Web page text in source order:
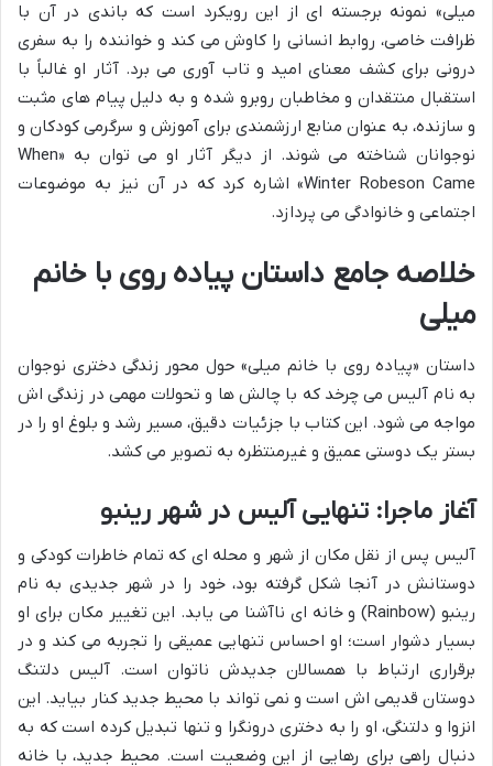
میلی» نمونه برجسته ای از این رویکرد است که باندی در آن با
ظرافت خاصی، روابط انسانی را کاوش می کند و خواننده را به سفری
درونی برای کشف معنای امید و تاب آوری می برد. آثار او غالباً با
استقبال منتقدان و مخاطبان روبرو شده و به دلیل پیام های مثبت
و سازنده، به عنوان منابع ارزشمندی برای آموزش و سرگرمی کودکان و
نوجوانان شناخته می شوند. از دیگر آثار او می توان به «When
Winter Robeson Came» اشاره کرد که در آن نیز به موضوعات
اجتماعی و خانوادگی می پردازد.
خلاصه جامع داستان پیاده روی با خانم
میلی
داستان «پیاده روی با خانم میلی» حول محور زندگی دختری نوجوان
به نام آلیس می چرخد که با چالش ها و تحولات مهمی در زندگی اش
مواجه می شود. این کتاب با جزئیات دقیق، مسیر رشد و بلوغ او را در
بستر یک دوستی عمیق و غیرمنتظره به تصویر می کشد.
آغاز ماجرا: تنهایی آلیس در شهر رینبو
آلیس پس از نقل مکان از شهر و محله ای که تمام خاطرات کودکی و
دوستانش در آنجا شکل گرفته بود، خود را در شهر جدیدی به نام
رینبو (Rainbow) و خانه ای ناآشنا می یابد. این تغییر مکان برای او
بسیار دشوار است؛ او احساس تنهایی عمیقی را تجربه می کند و در
برقراری ارتباط با همسالان جدیدش ناتوان است. آلیس دلتنگ
دوستان قدیمی اش است و نمی تواند با محیط جدید کنار بیاید. این
انزوا و دلتنگی، او را به دختری درونگرا و تنها تبدیل کرده است که به
دنبال راهی برای رهایی از این وضعیت است. محیط جدید، با خانه